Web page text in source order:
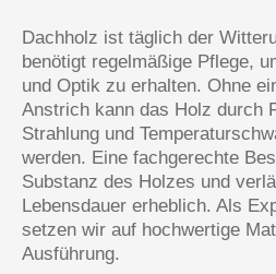
Dachholz ist täglich der
benötigt regelmäßige Pflege,
und Optik zu erhalten. Ohne
Anstrich kann das Holz durch
Strahlung und
werden. Eine fachgerechte
Substanz des Holzes und
Lebensdauer erheblich. Als
setzen wir auf hochwertige
Ausführung.